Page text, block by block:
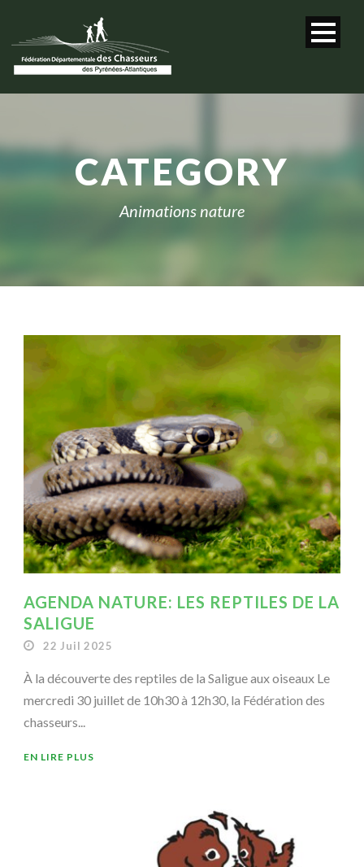
CATEGORY
Animations nature
AGENDA NATURE: LES REPTILES DE LA
SALIGUE
22 Juil 2025
À la découverte des reptiles de la Saligue aux oiseaux Le
mercredi 30 juillet de 10h30 à 12h30, la Fédération des
chasseurs...
EN LIRE PLUS